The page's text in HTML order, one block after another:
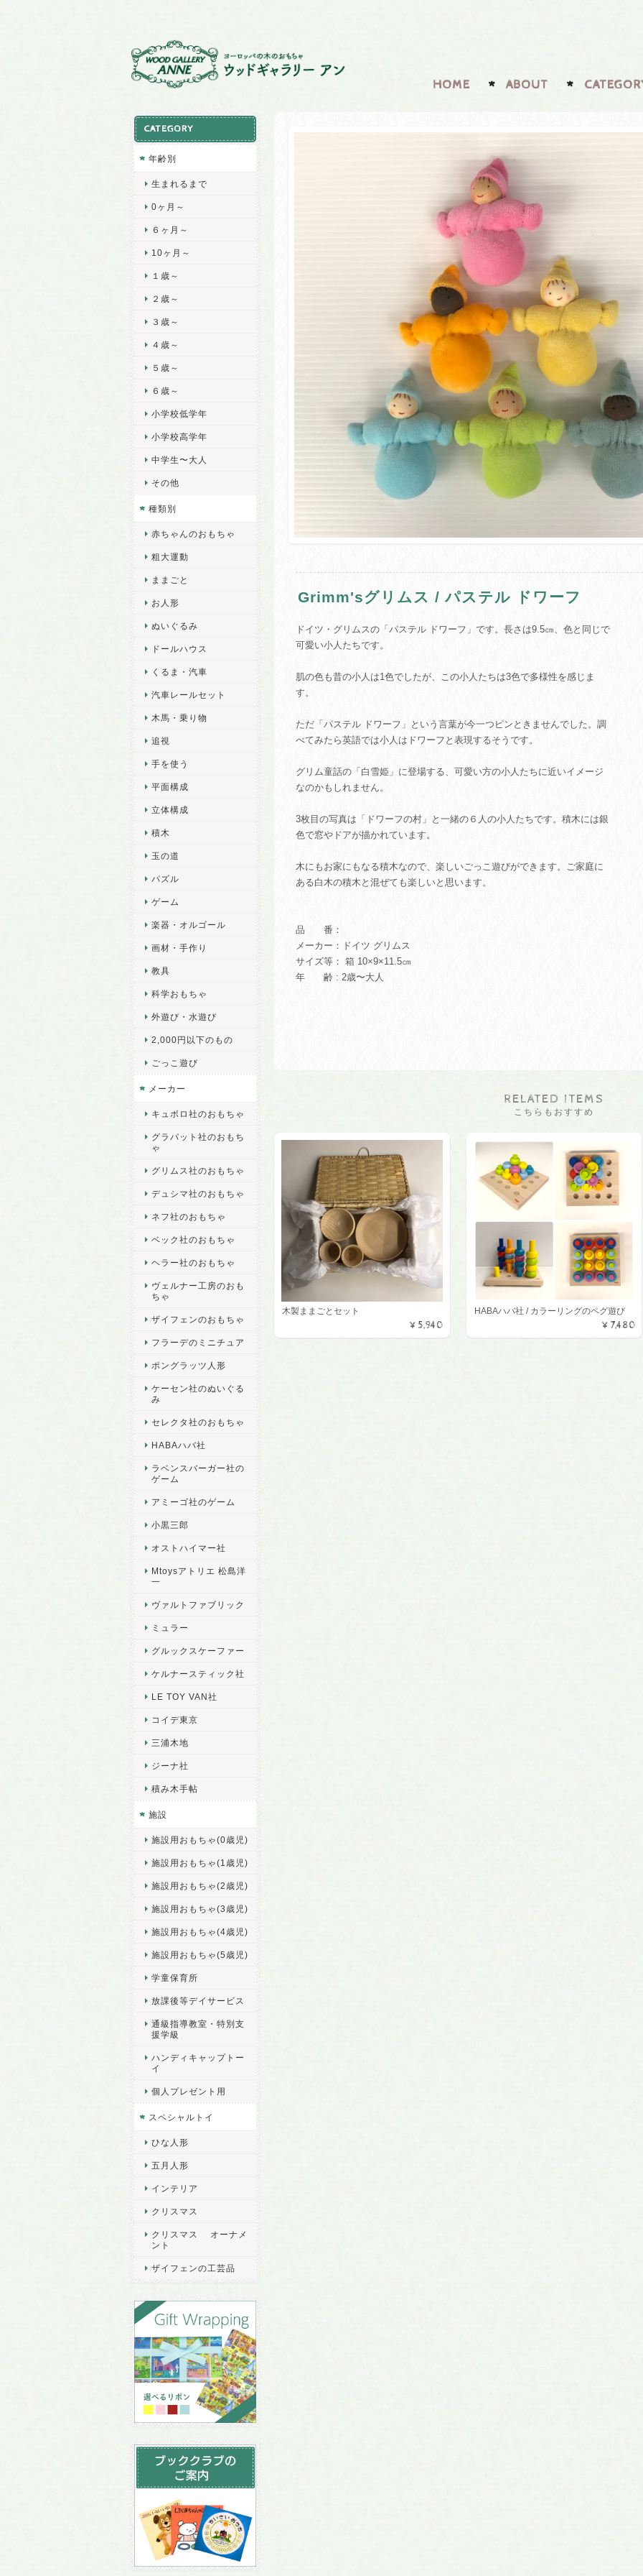
HOME ABOUT
Grimm'sグリムス / パステル ドワーフ
ドイツ・グリムスの「パステル ドワーフ」です。長さは9.5㎝、色と同じで
可愛い小人たちです。
肌の色も昔の小人は1色でしたが、この小人たちは3色で多様性を感じま
す。
ただ「パステル ドワーフ」という言葉が今一つピンときませんでした。調
べてみたら英語では小人はドワーフと表現するそうです。
グリム童話の「白雪姫」に登場する、可愛い方の小人たちに近いイメージ
なのかもしれません。
3枚目の写真は「ドワーフの村」と一緒の６人の小人たちです。積木には銀
色で窓やドアが描かれています。
木にもお家にもなる積木なので、楽しいごっこ遊びができます。ご家庭に
ある白木の積木と混ぜても楽しいと思います。
品 番：
メーカー：ドイツ グリムス
サイズ等： 箱 10×9×11.5㎝
年 齢 : 2歳〜大人
RELATED ITEMS
こちらもおすすめ
木製ままごとセット
¥5,940
HABAハバ社 / カラーリングのペグ遊び
¥7,480
CATEGORY
年齢別
生まれるまで
0ヶ月～
６ヶ月～
10ヶ月～
１歳～
２歳～
３歳～
４歳～
５歳～
６歳～
小学校低学年
小学校高学年
中学生〜大人
その他
種類別
赤ちゃんのおもちゃ
粗大運動
ままごと
お人形
ぬいぐるみ
ドールハウス
くるま・汽車
汽車レールセット
木馬・乗り物
追視
手を使う
平面構成
立体構成
積木
玉の道
パズル
ゲーム
楽器・オルゴール
画材・手作り
教具
科学おもちゃ
外遊び・水遊び
2,000円以下のもの
ごっこ遊び
メーカー
キュボロ社のおもちゃ
グラパット社のおもち
ゃ
グリムス社のおもちゃ
デュシマ社のおもちゃ
ネフ社のおもちゃ
ベック社のおもちゃ
ヘラー社のおもちゃ
ヴェルナー工房のおも
ちゃ
ザイフェンのおもちゃ
フラーデのミニチュア
ポングラッツ人形
ケーセン社のぬいぐる
み
セレクタ社のおもちゃ
HABAハバ社
ラベンスバーガー社の
ゲーム
アミーゴ社のゲーム
小黒三郎
オストハイマー社
Mtoysアトリエ 松島洋
一
ヴァルトファブリック
ミュラー
グルックスケーファー
ケルナースティック社
LE TOY VAN社
コイデ東京
三浦木地
ジーナ社
積み木手帖
施設
施設用おもちゃ(0歳児)
施設用おもちゃ(1歳児)
施設用おもちゃ(2歳児)
施設用おもちゃ(3歳児)
施設用おもちゃ(4歳児)
施設用おもちゃ(5歳児)
学童保育所
放課後等デイサービス
通級指導教室・特別支
援学級
ハンディキャップトー
イ
個人プレゼント用
スペシャルトイ
ひな人形
五月人形
インテリア
クリスマス
クリスマス オーナメ
ント
ザイフェンの工芸品